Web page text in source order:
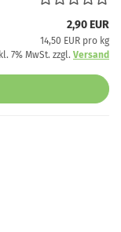
2,90 EUR
14,50 EUR pro kg
7% MwSt. zzgl. Versand